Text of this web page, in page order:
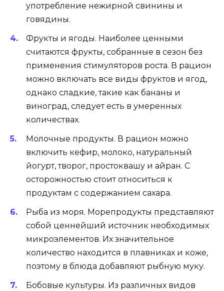
употребление нежирной свинины и
говядины.
Фрукты и ягоды. Наиболее ценными
считаются фрукты, собранные в сезон без
применения стимуляторов роста. В рацион
можно включать все виды фруктов и ягод,
однако сладкие, такие как бананы и
виноград, следует есть в умеренных
количествах.
Молочные продукты. В рацион можно
включить кефир, молоко, натуральный
йогурт, творог, простоквашу и айран. С
осторожностью стоит относиться к
продуктам с содержанием сахара.
Рыба из моря. Морепродукты представляют
собой ценнейший источник необходимых
микроэлементов. Их значительное
количество находится в плавниках и коже,
поэтому в блюда добавляют рыбную муку.
Бобовые культуры. Из различных видов